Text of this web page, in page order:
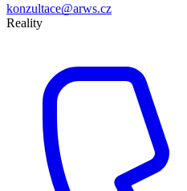
konzultace@arws.cz
Reality